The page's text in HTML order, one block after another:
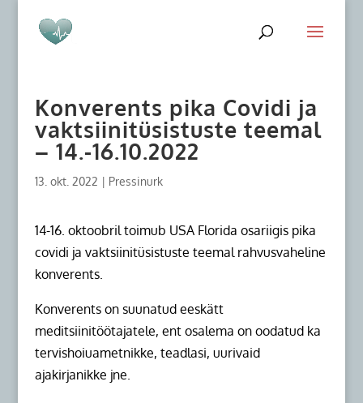
Konverents pika Covidi ja
vaktsiinitüsistuste teemal
– 14.-16.10.2022
13. okt. 2022 | Pressinurk
14-16. oktoobril toimub USA Florida osariigis pika
covidi ja vaktsiinitüsistuste teemal rahvusvaheline
konverents.
Konverents on suunatud eeskätt
meditsiinitöötajatele, ent osalema on oodatud ka
tervishoiuametnikke, teadlasi, uurivaid
ajakirjanikke jne.